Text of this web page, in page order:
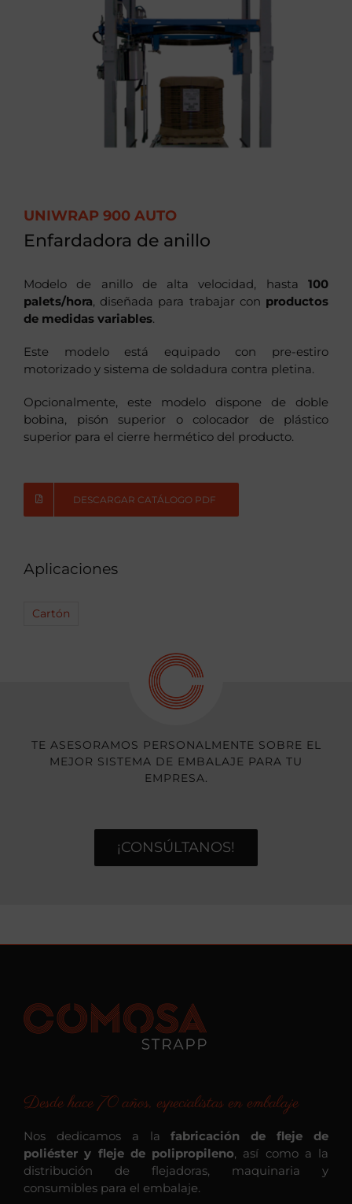
UNIWRAP 900 AUTO
Enfardadora de anillo
Modelo de anillo de alta velocidad, hasta 100
palets/hora, diseñada para trabajar con productos
de medidas variables.
Este modelo está equipado con pre-estiro
motorizado y sistema de soldadura contra pletina.
Opcionalmente, este modelo dispone de doble
bobina, pisón superior o colocador de plástico
superior para el cierre hermético del producto.
DESCARGAR CATÁLOGO PDF
Aplicaciones
Cartón
TE ASESORAMOS PERSONALMENTE SOBRE EL
MEJOR SISTEMA DE EMBALAJE PARA TU
EMPRESA.
¡CONSÚLTANOS!
Desde hace 70 años, especialistas en embalaje
Nos dedicamos a lafabricación de fleje de
poliéster y fleje de polipropileno, así como a la
distribución de flejadoras, maquinaria y
consumibles para el embalaje.